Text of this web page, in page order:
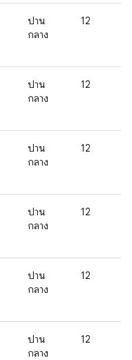
ปาน
กลาง
12
ปาน
กลาง
12
ปาน
กลาง
12
ปาน
กลาง
12
ปาน
กลาง
12
ปาน
กลาง
12